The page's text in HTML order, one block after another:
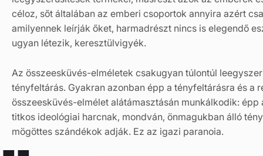
céloz, sőt általában az emberi csoportok annyira azért
amilyennek leírják őket, harmadrészt nincs is elegendő
ugyan létezik, keresztülvigyék.
Az összeesküvés-elméletek csakugyan túlontúl
tényfeltárás. Gyakran azonban épp a tényfeltárásra és a
összeesküvés-elmélet alátámasztásán munkálkodik:
titkos ideológiai harcnak, mondván, önmagukban álló
mögöttes szándékok adják. Ez az igazi paranoia.